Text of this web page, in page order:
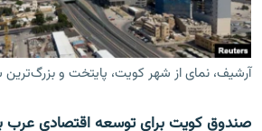
آرشیف، نمای از شهر کویت، پایتخت و
صندوق کویت برای توسعه اقتصادی عرب